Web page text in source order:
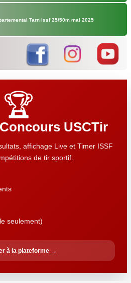
Tarn issf 25/50m mai 2025
🏆
USCTir
affichage Live et Timer ISSF
de tir sportif.
seulement)
à la plateforme →